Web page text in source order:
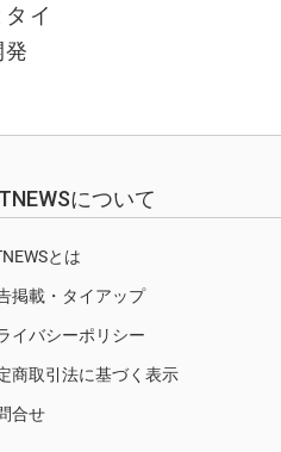
イ
について
とは
掲載・タイアップ
イバシーポリシー
商取引法に基づく表示
合せ